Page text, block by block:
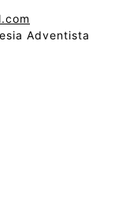
Adventista